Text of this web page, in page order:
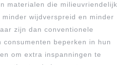
materialen die milieuvriendelijk
wijdverspreid en minder
zijn dan conventionele
beperken in hun
om extra inspanningen te